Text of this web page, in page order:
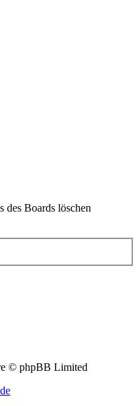
des Boards löschen
© phpBB Limited